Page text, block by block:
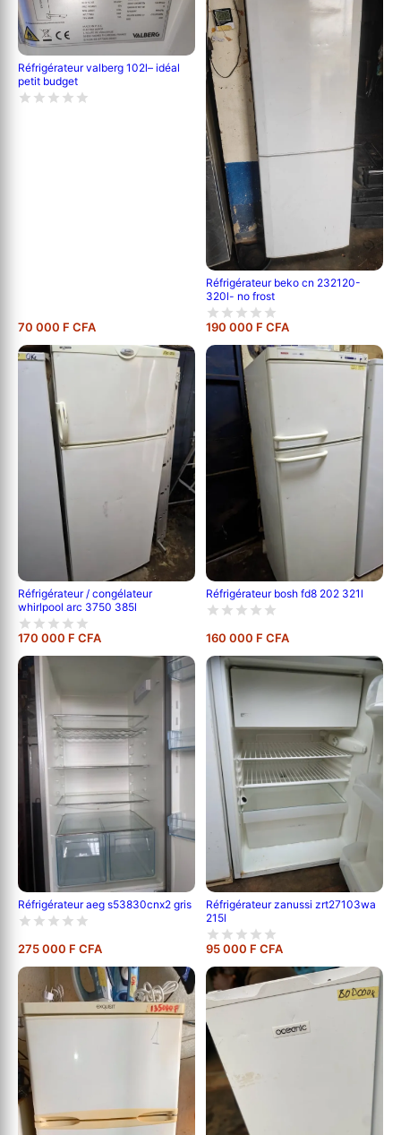
Réfrigérateur valberg 102l– idéal
petit budget
70 000 F CFA
Réfrigérateur beko cn 232120-
320l- no frost
190 000 F CFA
Réfrigérateur / congélateur
whirlpool arc 3750 385l
170 000 F CFA
Réfrigérateur bosh fd8 202 321l
160 000 F CFA
Réfrigérateur aeg s53830cnx2 gris
275 000 F CFA
Réfrigérateur zanussi zrt27103wa
215l
95 000 F CFA